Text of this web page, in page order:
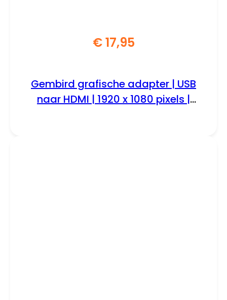
€17,95
Gembird grafische adapter | USB
naar HDMI | 1920 x 1080 pixels |